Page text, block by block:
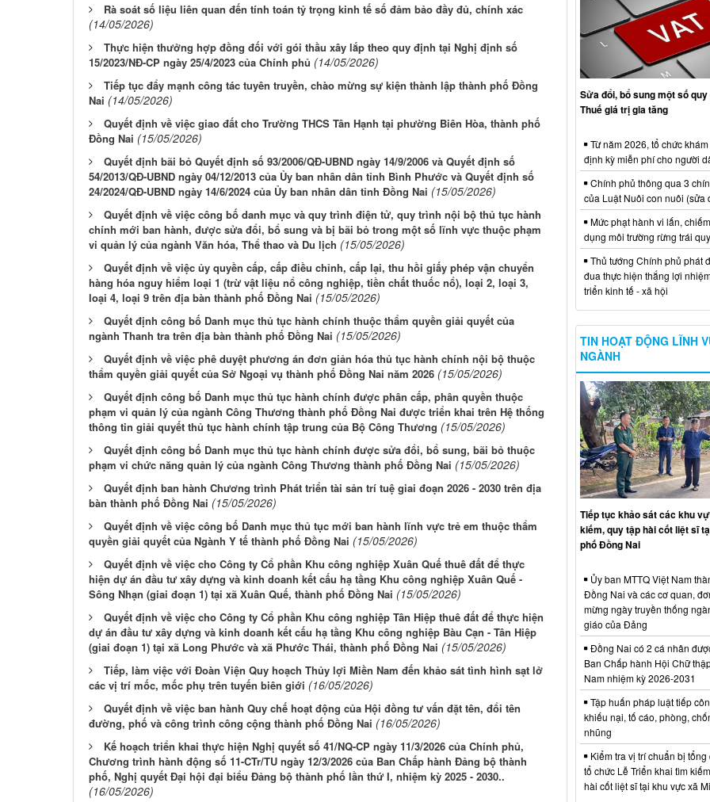
Rà soát số liệu liên quan đến tính toán tỷ trọng kinh tế số đảm bảo đầy đủ, chính xác
(14/05/2026)
Thực hiện thưởng hợp đồng đối với gói thầu xây lắp theo quy định tại Nghị định số
15/2023/NĐ-CP ngày 25/4/2023 của Chính phủ (14/05/2026)
Tiếp tục đẩy mạnh công tác tuyên truyền, chào mừng sự kiện thành lập thành phố Đồng
Nai (14/05/2026)
Quyết định về việc giao đất cho Trường THCS Tân Hạnh tại phường Biên Hòa, thành phố
Đồng Nai (15/05/2026)
Quyết định bãi bỏ Quyết định số 93/2006/QĐ-UBND ngày 14/9/2006 và Quyết định số
54/2013/QĐ-UBND ngày 04/12/2013 của Ủy ban nhân dân tỉnh Bình Phước và Quyết định số
24/2024/QĐ-UBND ngày 14/6/2024 của Ủy ban nhân dân tỉnh Đồng Nai (15/05/2026)
Quyết định về việc công bố danh mục và quy trình điện tử, quy trình nội bộ thủ tục hành
chính mới ban hành, được sửa đổi, bổ sung và bị bãi bỏ trong một số lĩnh vực thuộc phạm
vi quản lý của ngành Văn hóa, Thể thao và Du lịch (15/05/2026)
Quyết định về việc ủy quyền cấp, cấp điều chỉnh, cấp lại, thu hồi giấy phép vận chuyển
hàng hóa nguy hiểm loại 1 (trừ vật liệu nổ công nghiệp, tiền chất thuốc nổ), loại 2, loại 3,
loại 4, loại 9 trên địa bàn thành phố Đồng Nai (15/05/2026)
Quyết định công bố Danh mục thủ tục hành chính thuộc thẩm quyền giải quyết của
ngành Thanh tra trên địa bàn thành phố Đồng Nai (15/05/2026)
Quyết định về việc phê duyệt phương án đơn giản hóa thủ tục hành chính nội bộ thuộc
thẩm quyền giải quyết của Sở Ngoại vụ thành phố Đồng Nai năm 2026 (15/05/2026)
Quyết định công bố Danh mục thủ tục hành chính được phân cấp, phân quyền thuộc
phạm vi quản lý của ngành Công Thương thành phố Đồng Nai được triển khai trên Hệ thống
thông tin giải quyết thủ tục hành chính tập trung của Bộ Công Thương (15/05/2026)
Quyết định công bố Danh mục thủ tục hành chính được sửa đổi, bổ sung, bãi bỏ thuộc
phạm vi chức năng quản lý của ngành Công Thương thành phố Đồng Nai (15/05/2026)
Quyết định ban hành Chương trình Phát triển tài sản trí tuệ giai đoạn 2026 - 2030 trên địa
bàn thành phố Đồng Nai (15/05/2026)
Quyết định về việc công bố Danh mục thủ tục mới ban hành lĩnh vực trẻ em thuộc thẩm
quyền giải quyết của Ngành Y tế thành phố Đồng Nai (15/05/2026)
Quyết định về việc cho Công ty Cổ phần Khu công nghiệp Xuân Quế thuê đất để thực
hiện dự án đầu tư xây dựng và kinh doanh kết cấu hạ tầng Khu công nghiệp Xuân Quế -
Sông Nhạn (giai đoạn 1) tại xã Xuân Quế, thành phố Đồng Nai (15/05/2026)
Quyết định về việc cho Công ty Cổ phần Khu công nghiệp Tân Hiệp thuê đất để thực hiện
dự án đầu tư xây dựng và kinh doanh kết cấu hạ tầng Khu công nghiệp Bàu Cạn - Tân Hiệp
(giai đoạn 1) tại xã Long Phước và xã Phước Thái, thành phố Đồng Nai (15/05/2026)
Tiếp, làm việc với Đoàn Viện Quy hoạch Thủy lợi Miền Nam đến khảo sát tình hình sạt lở
các vị trí mốc, mốc phụ trên tuyến biên giới (16/05/2026)
Quyết định về việc ban hành Quy chế hoạt động của Hội đồng tư vấn đặt tên, đổi tên
đường, phố và công trình công cộng thành phố Đồng Nai (16/05/2026)
Kế hoạch triển khai thực hiện Nghị quyết số 41/NQ-CP ngày 11/3/2026 của Chính phủ,
Chương trình hành động số 11-CTr/TU ngày 12/3/2026 của Ban Chấp hành Đảng bộ thành
phố, Nghị quyết Đại hội đại biểu Đảng bộ thành phố lần thứ I, nhiệm kỳ 2025 - 2030..
(16/05/2026)
Sửa đổi, bổ sung một số
Thuế giá trị gia tăng
Từ năm 2026, tổ chức
định kỳ miễn phí cho người
Chính phủ thông qua 3
của Luật Nuôi con nuôi (sửa
Mức phạt hành vi lấn,
dụng môi trường rừng trái
Thủ tướng Chính phủ phát
đua thực hiện thắng lợi
triển kinh tế - xã hội
TIN HOẠT ĐỘNG LĨNH
NGÀNH
Tiếp tục khảo sát các khu
kiếm, quy tập hài cốt liệt sĩ
phố Đồng Nai
Ủy ban MTTQ Việt Nam
Đồng Nai và các cơ quan,
mừng ngày truyền thống
giáo của Đảng
Đồng Nai có 2 cá nhân
Ban Chấp hành Hội Chữ
Nam nhiệm kỳ 2026-2031
Tập huấn pháp luật tiếp
khiếu nại, tố cáo, phòng,
nhũng
Kiểm tra vị trí chuẩn bị tổng
tổ chức Lễ Triển khai tìm
hài cốt liệt sĩ tại khu vực xã